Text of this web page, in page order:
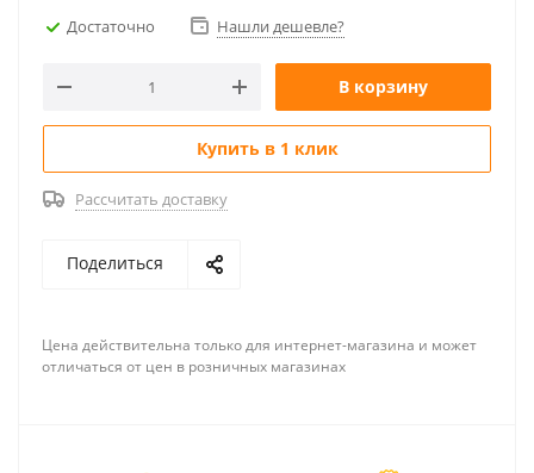
Достаточно Нашли дешевле?
В корзину
Купить в 1 клик
Рассчитать доставку
Поделиться
Цена действительна только для интернет-магазина и может
отличаться от цен в розничных магазинах